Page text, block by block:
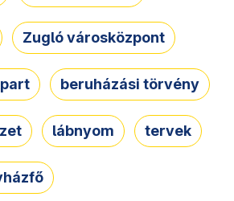
Zugló városközpont
beruházási törvény
lábnyom tervek